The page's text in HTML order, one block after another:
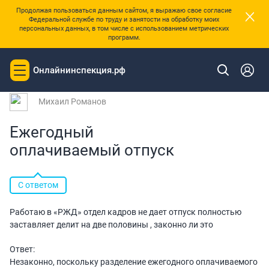
Продолжая пользоваться данным сайтом, я выражаю свое согласие
Федеральной службе по труду и занятости на обработку моих
персональных данных, в том числе с использованием метрических
программ.
×
Toggle
navigation
Онлайнинспекция.рф
Главная
Михаил Романов
Ежегодный
оплачиваемый отпуск
С ответом
Работаю в «РЖД» отдел кадров не дает отпуск полностью
заставляет делит на две половины , законно ли это
Ответ:
Незаконно, поскольку разделение ежегодного оплачиваемого